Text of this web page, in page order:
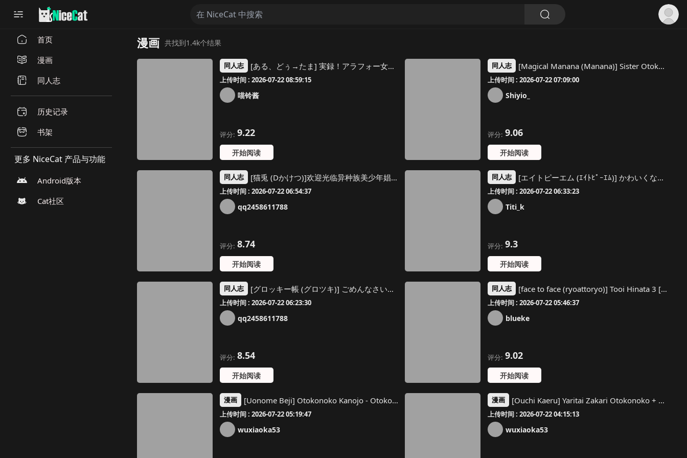
首页
漫画
同人志
历史记录
书架
更多 NiceCat 产品与功能
Android版本
Cat社区
漫画 共找到1.4k个结果
同人志 [ある、どぅ→たま] 実録！アラフォー女装男子とオフパコした時のレポ（おまけ付き） | 实录！与四十代的女装男子线下做爱后的报告 [Chinese] [瑞树汉化组] [Digital]
上传时间 : 2026-07-22 08:59:15
喵铃酱
评分: 9.22
开始阅读
同人志 [Magical Manana (Manana)] Sister Otokonoko Minshuu no Mae de Shokushu ni Torawarete... - Sister Boy Captured by tentacles before the people... | 修女男娘♂在民众面前被触手囚禁起来... [Chinese] [小桃汉化组] [Digital]
上传时间 : 2026-07-22 07:09:00
Shiyio_
评分: 9.06
开始阅读
同人志 [猫兎 (Dかけつ)]欢迎光临异种族美少年娼馆 ！[个人机翻]
上传时间 : 2026-07-22 06:54:37
qq2458611788
评分: 8.74
开始阅读
同人志 [エイトピーエム (ｴｲﾄﾋﾟｰｴﾑ)] かわいくなってしまった [Titi_k个汉]
上传时间 : 2026-07-22 06:33:23
Titi_k
评分: 9.3
开始阅读
同人志 [グロッキー帳 (グロツキ)] ごめんなさいしてもゆるさない〜いただき男の娘輪●おしおき編〜 [个人机翻]
上传时间 : 2026-07-22 06:23:30
qq2458611788
评分: 8.54
开始阅读
同人志 [face to face (ryoattoryo)] Tooi Hinata 3 [Digital] [Chinese] [BLUE氪个人翻译]
上传时间 : 2026-07-22 05:46:37
blueke
评分: 9.02
开始阅读
漫画 [Uonome Beji] Otokonoko Kanojo - Otokonoko Sweetheart [Digital]
上传时间 : 2026-07-22 05:19:47
wuxiaoka53
漫画 [Ouchi Kaeru] Yaritai Zakari Otokonoko + Wo AI Ni~ Maomao | 渴望的時期 男孩子氣的女孩 [Chinese] [Digital]
上传时间 : 2026-07-22 04:15:13
wuxiaoka53